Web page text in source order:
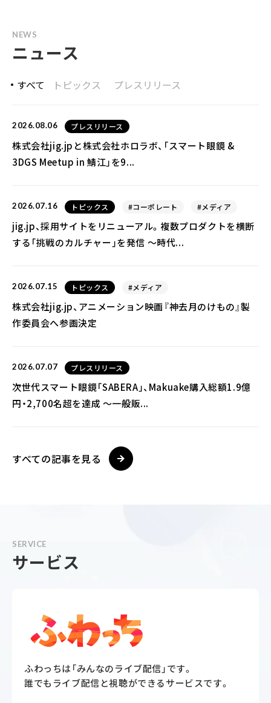
NEWS
ニュース
すべて トピックス プレスリリース
2026.08.06 プレスリリース
株式会社jig.jpと株式会社ホロラボ、「スマート眼鏡 &
3DGS Meetup in 鯖江」を9...
2026.07.16 トピックス #コーポレート #メディア
jig.jp、採用サイトをリニューアル。複数プロダクトを横断
する「挑戦のカルチャー」を発信 〜時代...
2026.07.15 トピックス #メディア
株式会社jig.jp、アニメーション映画『神去月のけもの』製
作委員会へ参画決定
2026.07.07 プレスリリース
次世代スマート眼鏡「SABERA」、Makuake購入総額1.9億
円・2,700名超を達成 ～一般販...
すべての記事を見る
SERVICE
サービス
ふわっちは「みんなのライブ配信」です。
誰でもライブ配信と視聴ができるサービスです。